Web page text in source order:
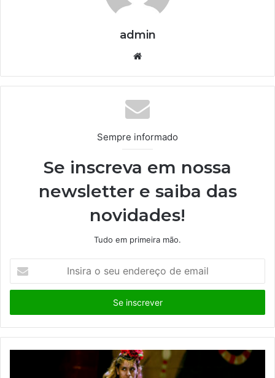
admin
te
Sempre informado
Se inscreva em nossa
newsletter e saiba das
novidades!
Tudo em primeira mão.
s
r
a